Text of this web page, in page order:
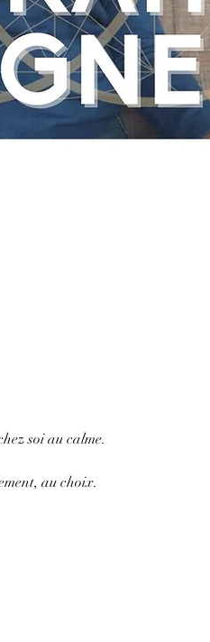
soi au calme.
au choix.